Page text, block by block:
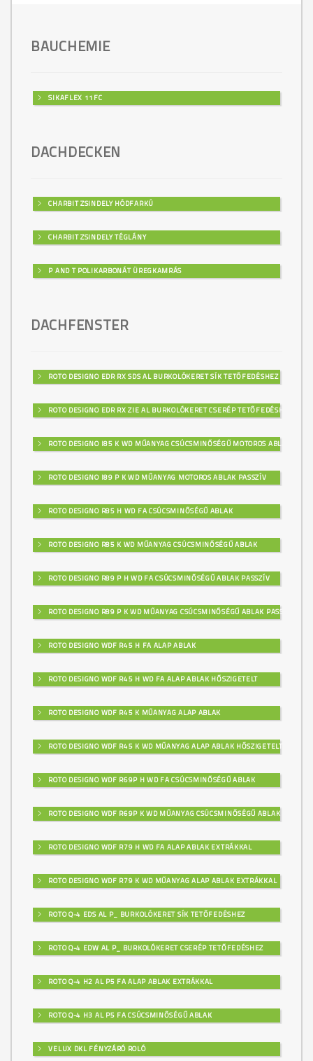
BAUCHEMIE
SIKAFLEX 11FC
DACHDECKEN
CHARBIT ZSINDELY HÓDFARKÚ
CHARBIT ZSINDELY TÉGLÁNY
P AND T POLIKARBONÁT ÜREGKAMRÁS
DACHFENSTER
ROTO DESIGNO EDR RX SDS AL BURKOLÓKERET SÍK TETŐFEDÉSHEZ
ROTO DESIGNO EDR RX ZIE AL BURKOLÓKERET CSERÉP TETŐFEDÉSHEZ
ROTO DESIGNO I85 K WD MŰANYAG CSÚCSMINŐSÉGŰ MOTOROS ABLAK
ROTO DESIGNO I89 P K WD MŰANYAG MOTOROS ABLAK PASSZÍV
ROTO DESIGNO R85 H WD FA CSÚCSMINŐSÉGŰ ABLAK
ROTO DESIGNO R85 K WD MŰANYAG CSÚCSMINŐSÉGŰ ABLAK
ROTO DESIGNO R89 P H WD FA CSÚCSMINŐSÉGŰ ABLAK PASSZÍV
ROTO DESIGNO R89 P K WD MŰANYAG CSÚCSMINŐSÉGŰ ABLAK PASSZÍV
ROTO DESIGNO WDF R45 H FA ALAP ABLAK
ROTO DESIGNO WDF R45 H WD FA ALAP ABLAK HŐSZIGETELT
ROTO DESIGNO WDF R45 K MŰANYAG ALAP ABLAK
ROTO DESIGNO WDF R45 K WD MŰANYAG ALAP ABLAK HŐSZIGETELT
ROTO DESIGNO WDF R69P H WD FA CSÚCSMINŐSÉGŰ ABLAK
ROTO DESIGNO WDF R69P K WD MŰANYAG CSÚCSMINŐSÉGŰ ABLAK
ROTO DESIGNO WDF R79 H WD FA ALAP ABLAK EXTRÁKKAL
ROTO DESIGNO WDF R79 K WD MŰANYAG ALAP ABLAK EXTRÁKKAL
ROTO Q-4 EDS AL P_ BURKOLÓKERET SÍK TETŐFEDÉSHEZ
ROTO Q-4 EDW AL P_ BURKOLÓKERET CSERÉP TETŐFEDÉSHEZ
ROTO Q-4 H2 AL P5 FA ALAP ABLAK EXTRÁKKAL
ROTO Q-4 H3 AL P5 FA CSÚCSMINŐSÉGŰ ABLAK
VELUX DKL FÉNYZÁRÓ ROLÓ